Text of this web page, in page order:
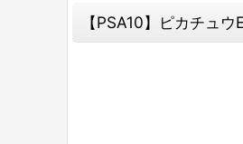
【PSA10】ピカチュ